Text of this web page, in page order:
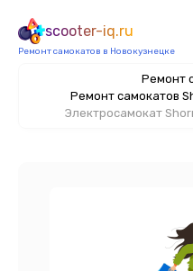
scooter-iq.ru
Ремонт самокатов в Новокузнецке
Ремонт
Ремонт самокатов
Электросамокат